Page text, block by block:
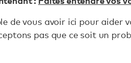
de vous avoir ici pour
pas que ce soit un